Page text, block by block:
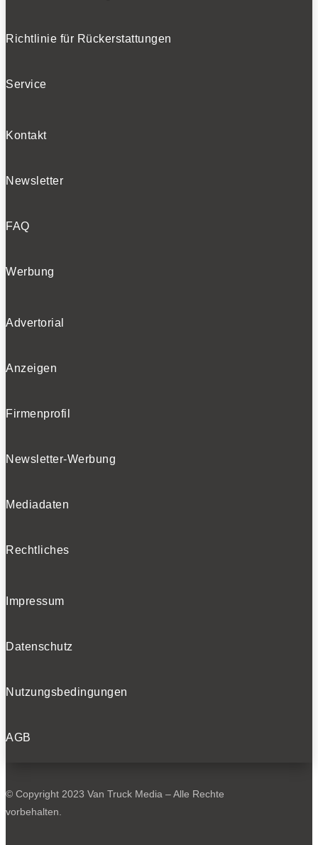
Richtlinie für Rückerstattungen
Service
Kontakt
Newsletter
FAQ
Werbung
Advertorial
Anzeigen
Firmenprofil
Newsletter-Werbung
Mediadaten
Rechtliches
Impressum
Datenschutz
Nutzungsbedingungen
AGB
© Copyright 2023 Van Truck Media – Alle Rechte
vorbehalten.